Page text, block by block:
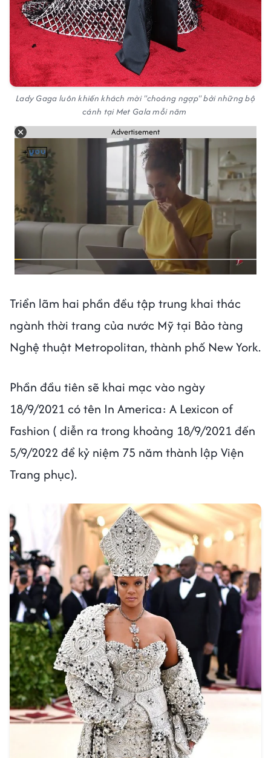
Lady Gaga luôn khiến khách mời "choáng ngợp" bởi những bộ
cánh tại Met Gala mỗi năm
Advertisement
Triển lãm hai phần đều tập trung khai thác
ngành thời trang của nước Mỹ tại Bảo tàng
Nghệ thuật Metropolitan, thành phố New York.
Phần đầu tiên sẽ khai mạc vào ngày
18/9/2021 có tên In America: A Lexicon of
Fashion ( diễn ra trong khoảng 18/9/2021 đến
5/9/2022 để kỷ niệm 75 năm thành lập Viện
Trang phục).